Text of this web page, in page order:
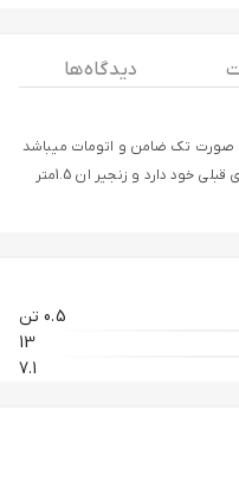
دیدگاه ها
به صورت تک ضامن و اتومات میباشد
که کارایی بهتر و اسان تری نسبت به نسل های قبلی خود دارد و زنجیر ان 1.5متر
0.5 تن
13
7.1